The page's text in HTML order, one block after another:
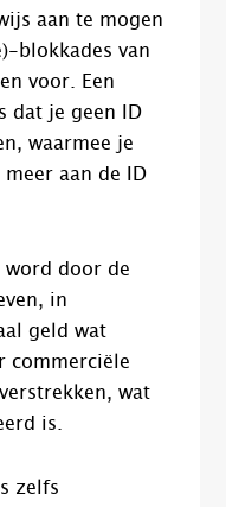
aan te mogen
blokkades van
voor. Een
dat je geen ID
waarmee je
aan de ID
word door de
in
geld wat
commerciële
wat
is.
zelfs